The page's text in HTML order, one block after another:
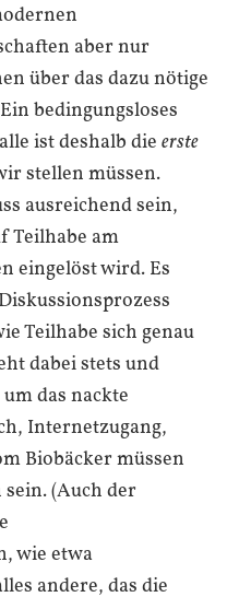
aber nur
über das dazu nötige
bedingungsloses
ist deshalb die erste
stellen müssen.
ausreichend sein,
Teilhabe am
eingelöst wird. Es
Teilhabe sich genau
dabei stets und
das nackte
Internetzugang,
Biobäcker müssen
(Auch der
wie etwa
andere, das die